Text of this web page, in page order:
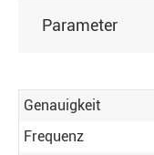
Parameter
Genauigkeit
Frequenz